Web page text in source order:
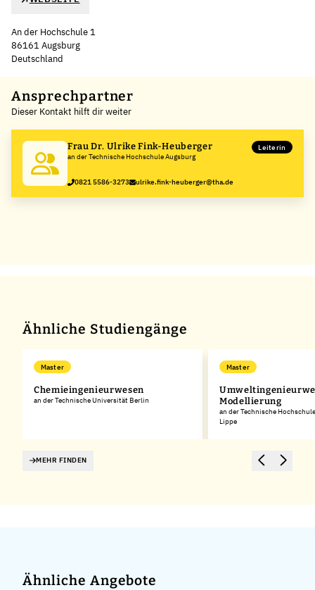
An der Hochschule 1
86161 Augsburg
Deutschland
+
−
Ansprechpartner
Dieser Kontakt hilft dir weiter
Frau Dr. Ulrike Fink-Heuberger
an der Technische Hochschule Augsburg
Leiterin
0821 5586-3273 ulrike.fink-heuberger@tha.de
Ähnliche Studiengänge
Master
Chemieingenieurwesen
an der Technische Universität Berlin
Master
Modellierung
an der Technische
Lippe
MEHR FINDEN
Ähnliche Angebote